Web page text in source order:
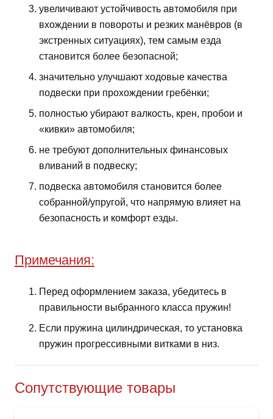
увеличивают устойчивость автомобиля при
вхождении в повороты и резких манёвров (в
экстренных ситуациях), тем самым езда
становится более безопасной;
значительно улучшают ходовые качества
подвески при прохождении гребёнки;
полностью убирают валкость, крен, пробои и
«кивки» автомобиля;
не требуют дополнительных финансовых
вливаний в подвеску;
подвеска автомобиля становится более
собранной/упругой, что напрямую влияет на
безопасность и комфорт езды.
Примечания:
Перед оформлением заказа, убедитесь в
правильности выбранного класса пружин!
Если пружина цилиндрическая, то установка
пружин прогрессивными витками в низ.
Сопутствующие товары